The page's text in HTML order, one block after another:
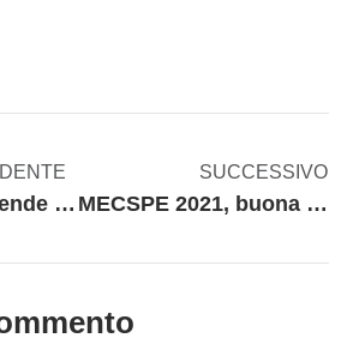
Sono tante le aziende che tornano a valutare seriamente fornitori più vicini
SUCCESSIVO
MECSPE 2021, buona la terza!